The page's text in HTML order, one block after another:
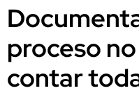
proceso
contar